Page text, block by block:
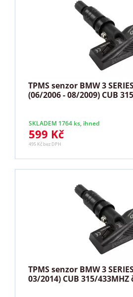
TPMS senzor BMW 3
(06/2006 - 08/2009) CUB
SKLADEM 1764 ks, ihned
599 Kč
495 Kč bez DPH
TPMS senzor BMW 3
03/2014) CUB 315/433MHZ